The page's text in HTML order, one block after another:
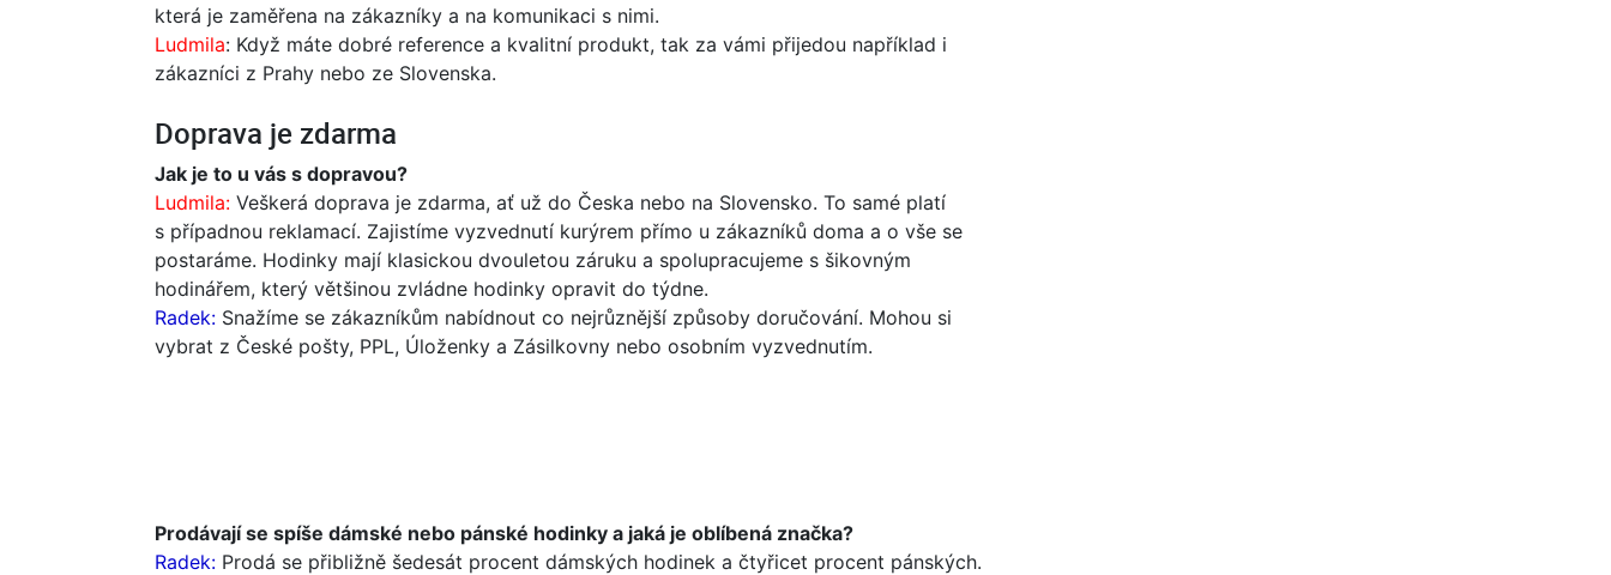
která je zaměřena na zákazníky a na komunikaci s nimi.
Ludmila: Když máte dobré reference a kvalitní produkt, tak za vámi přijedou například i
zákazníci z Prahy nebo ze Slovenska.
Doprava je zdarma
Jak je to u vás s dopravou?
Ludmila: Veškerá doprava je zdarma, ať už do Česka nebo na Slovensko. To samé platí
s případnou reklamací. Zajistíme vyzvednutí kurýrem přímo u zákazníků doma a o vše se
postaráme. Hodinky mají klasickou dvouletou záruku a spolupracujeme s šikovným
hodinářem, který většinou zvládne hodinky opravit do týdne.
Radek: Snažíme se zákazníkům nabídnout co nejrůznější způsoby doručování. Mohou si
vybrat z České pošty, PPL, Úloženky a Zásilkovny nebo osobním vyzvednutím.
Prodávají se spíše dámské nebo pánské hodinky a jaká je oblíbená značka?
Radek: Prodá se přibližně šedesát procent dámských hodinek a čtyřicet procent pánských.